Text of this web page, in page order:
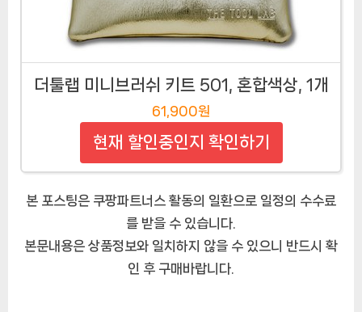
더툴랩 미니브러쉬 키트 501, 혼합색상, 1개
61,900원
현재 할인중인지 확인하기
본 포스팅은 쿠팡파트너스 활동의 일환으로 일정의 수수료
를 받을 수 있습니다.
본문내용은 상품정보와 일치하지 않을 수 있으니 반드시 확
인 후 구매바랍니다.